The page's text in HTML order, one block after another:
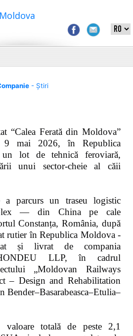
- Știri
“Calea Ferată din Moldova”
9 mai 2026, în Republica
lot de tehnică feroviară,
unui sector-cheie al căii
a parcurs un traseu logistic
— din China pe cale
Constanța, România, după
rutier în Republica Moldova -
și livrat de compania
LLP, în cadrul
„Moldovan Railways
– Design and Rehabilitation
Bender–Basarabeasca–Etulia–
totală de peste 2,1